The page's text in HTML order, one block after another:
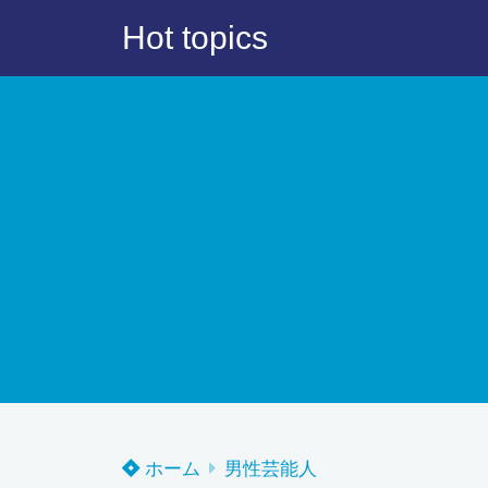
Hot topics
ホーム 男性芸能人